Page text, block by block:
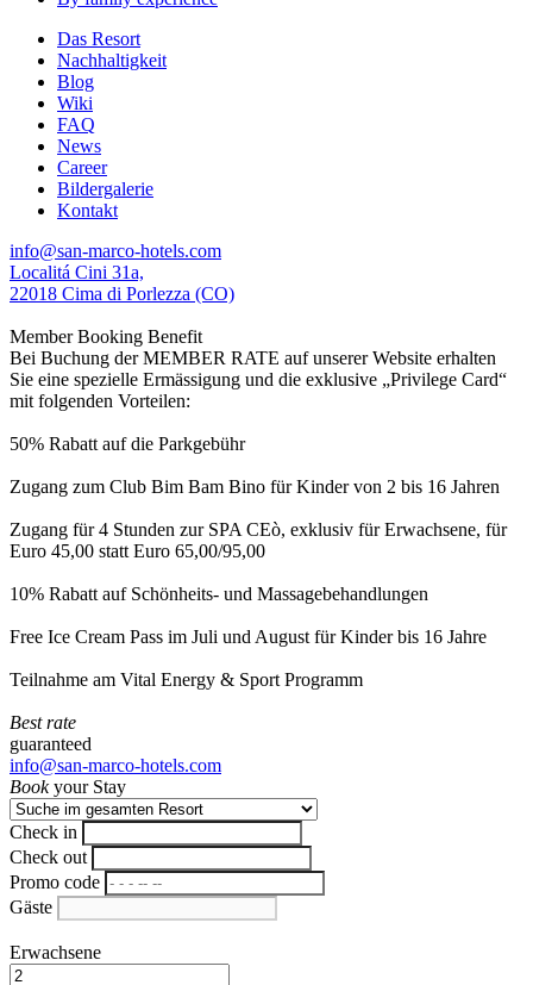
Das Resort
Nachhaltigkeit
Blog
Wiki
FAQ
News
Career
Bildergalerie
Kontakt
info@san-marco-hotels.com
Localitá Cini 31a,
22018 Cima di Porlezza (CO)
Member Booking Benefit
Bei Buchung der MEMBER RATE auf unserer Website erhalten
Sie eine spezielle Ermässigung und die exklusive „Privilege Card“
mit folgenden Vorteilen:
50% Rabatt auf die Parkgebühr
Zugang zum Club Bim Bam Bino für Kinder von 2 bis 16 Jahren
Zugang für 4 Stunden zur SPA CEò, exklusiv für Erwachsene, für
Euro 45,00 statt Euro 65,00/95,00
10% Rabatt auf Schönheits- und Massagebehandlungen
Free Ice Cream Pass im Juli und August für Kinder bis 16 Jahre
Teilnahme am Vital Energy & Sport Programm
Best rate
guaranteed
info@san-marco-hotels.com
Bookyour Stay
Check in
Check out
Promo code
Gäste
Erwachsene